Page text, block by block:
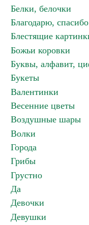
Белки, белочки
Благодарю, спасибо
Блестящие
Божьи коровки
Буквы, алфавит,
Букеты
Валентинки
Весенние цветы
Воздушные шары
Волки
Города
Грибы
Грустно
Да
Девочки
Девушки